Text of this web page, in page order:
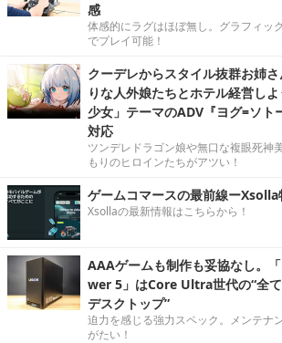
感
体感的にラグはほぼ無し。グラフィッ
でプレイ可能！
クーデレからスタイル抜群お姉
りな人外娘たちとホテル経営し
少女」テーマのADV『ヨグ=ソト
対応
ツンデレドラゴン娘や無口な複眼死神
もりのヒロインたちがアツい！
ゲームコマースの最前線ーXsolla
Xsollaの最新情報はこちらから！
AAAゲームも制作も妥協なし。
wer 5」はCore Ultra世代の“全
デスクトップ”
迫力を感じる強力スペック。メンテナ
がたい！